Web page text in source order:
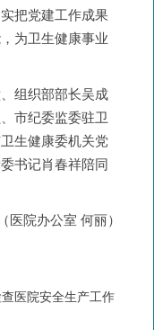
把党建工作成果
为卫生健康事业
组织部部长吴成
市纪委监委驻卫
生健康委机关党
书记肖春祥陪同
（医院办公室 何丽）
医院安全生产工作